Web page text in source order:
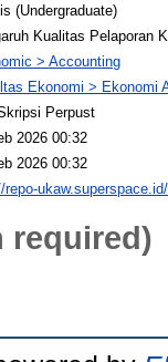
(Undergraduate)
Kualitas Pelaporan
> Accounting
Ekonomi > Ekonomi
Perpust
2026 00:32
2026 00:32
repo-
required)